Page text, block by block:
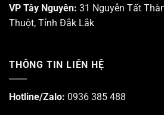
VP Tây Nguyên: 31 Nguyễn Tất
Thuột, Tỉnh Đắk Lắk
THÔNG TIN LIÊN HỆ
Hotline/Zalo: 0936 385 488